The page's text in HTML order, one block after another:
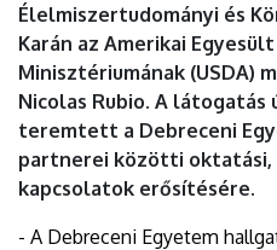
Élelmiszertudományi és
Karán az Amerikai
Minisztériumának (USDA)
Nicolas Rubio. A
teremtett a Debreceni
partnerei közötti oktatási,
kapcsolatok erősítésére.
- A Debreceni Egyetem